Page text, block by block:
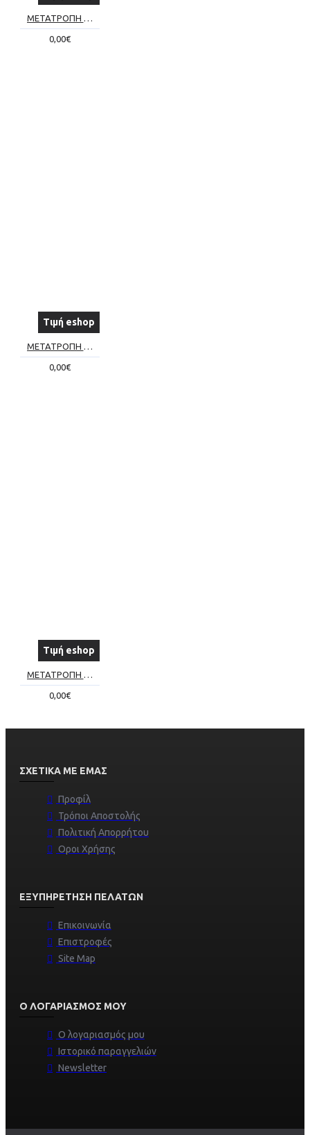
0,00€
Τιμή eshop
0,00€
Τιμή eshop
0,00€
ΣΧΕΤΙΚΆ ΜΕ ΕΜΆΣ
Προφίλ
Τρόποι Αποστολής
Πολιτική Απορρήτου
Οροι Χρήσης
ΕΞΥΠΗΡΈΤΗΣΗ ΠΕΛΑΤΏΝ
Επικοινωνία
Επιστροφές
Site Map
Ο ΛΟΓΑΡΙΑΣΜΌΣ ΜΟΥ
Ο λογαριασμός μου
Ιστορικό παραγγελιών
Newsletter